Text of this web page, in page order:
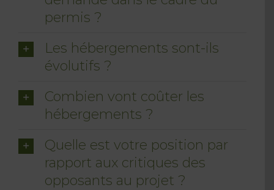
permis ?
Les hébergements sont-ils
évolutifs ?
Combien vont coûter les
hébergements ?
Quelle est votre position par
rapport aux critiques des
opposants au projet ?